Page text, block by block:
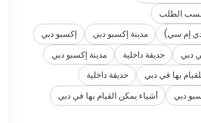
الطلب
إم سي)
مدينة إكسبو دبي
إكسبو دبي
دبي
حديقة داخلية
مدينة إكسبو دبي
بها في دبي
حديقة داخلية
دبي
أشياء يمكن القيام بها في دبي